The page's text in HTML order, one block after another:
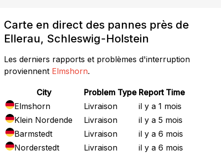
Carte en direct des pannes près de
Ellerau, Schleswig-Holstein
Les derniers rapports et problèmes d'interruption
proviennent Elmshorn.
City Problem Type Report Time
Elmshorn
Livraison
il y a 1 mois
Klein Nordende
Livraison
il y a 5 mois
Barmstedt
Livraison
il y a 6 mois
Norderstedt
Livraison
il y a 6 mois